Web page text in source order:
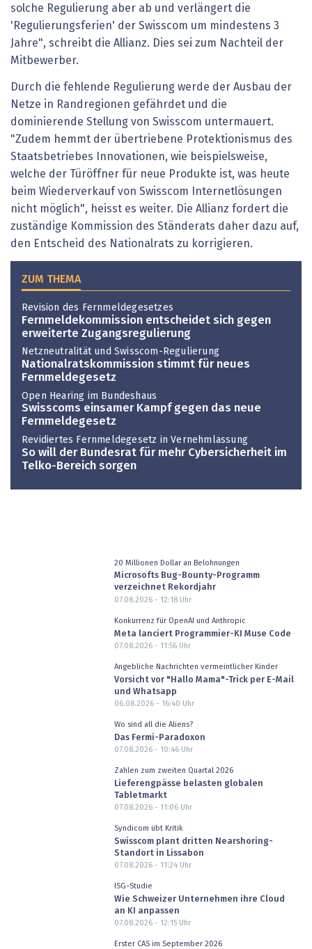
solche Regulierung aber ab und verlängert die
'Regulierungsferien' der Swisscom um mindestens 3
Jahre", schreibt die Allianz. Dies sei zum Nachteil der
Mitbewerber.
Durch die fehlende Regulierung werde der Ausbau der
Netze in Randregionen gefährdet und die
dominierende Stellung von Swisscom untermauert.
"Zudem hemmt der übertriebene Protektionismus des
Staatsbetriebes Innovationen, wie beispielsweise,
welche der Türöffner für neue Produkte ist, was heute
beim Wiederverkauf von Swisscom Internetlösungen
nicht möglich", heisst es weiter. Die Allianz fordert die
zuständige Kommission des Ständerats daher dazu auf,
den Entscheid des Nationalrats zu korrigieren.
ZUM THEMA
Revision des Fernmeldegesetzes
Fernmeldekommission entscheidet sich gegen
erweiterte Zugangsregulierung
Netzneutralität und Swisscom-Regulierung
Nationalratskommission stimmt für neues
Fernmeldegesetz
Open Hearing im Bundeshaus
Swisscoms einsamer Kampf gegen das neue
Fernmeldegesetz
Revidiertes Fernmeldegesetz in Vernehmlassung
So will der Bundesrat für mehr Cybersicherheit im
Telko-Bereich sorgen
20 Millionen Dollar an Belohnungen
Microsofts Bug-Bounty-Programm
verzeichnet Rekordjahr
07.08.2026 - 12:18Uhr
Konkurrenz für OpenAI und Anthropic
Meta lanciert Programmier-KI Muse Code
07.08.2026 - 11:56Uhr
Angebliche Nachrichten vermeintlicher Kinder
Vorsicht vor "Hallo Mama"-Trick per E-Mail
und Whatsapp
06.08.2026 - 16:40 Uhr
Wo sind all die Aliens?
Das Fermi-Paradoxon
07.08.2026 - 10:46Uhr
Zahlen zum zweiten Quartal 2026
Lieferengpässe belasten globalen
Tabletmarkt
07.08.2026 - 11:06Uhr
Syndicom übt Kritik
Swisscom plant dritten Nearshoring-
Standort in Lissabon
07.08.2026 - 11:24Uhr
ISG-Studie
Wie Schweizer Unternehmen ihre Cloud
an KI anpassen
07.08.2026 - 12:15Uhr
Erster CAS im September 2026